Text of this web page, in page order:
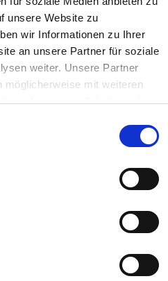
unsere Website zu
wir Informationen zu Ihrer
an unsere Partner für soziale
weiter. Unsere Partner
möglicherweise mit weiteren
bereitgestellt haben oder
58,50 €